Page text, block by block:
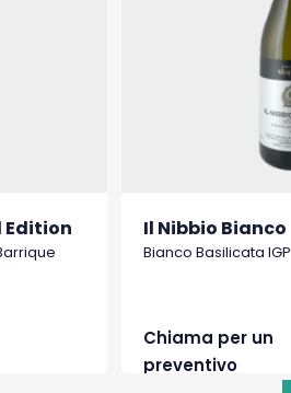
Edition Il Nibbio Bianco
Bianco Basilicata IGP
Chiama per un
preventivo